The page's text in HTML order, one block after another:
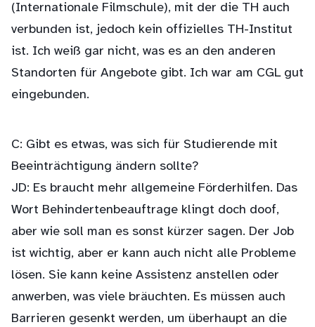
(Internationale Filmschule), mit der die TH auch
verbunden ist, jedoch kein offizielles TH-Institut
ist. Ich weiß gar nicht, was es an den anderen
Standorten für Angebote gibt. Ich war am CGL gut
eingebunden.
C: Gibt es etwas, was sich für Studierende mit
Beeinträchtigung ändern sollte?
JD: Es braucht mehr allgemeine Förderhilfen. Das
Wort Behindertenbeauftrage klingt doch doof,
aber wie soll man es sonst kürzer sagen. Der Job
ist wichtig, aber er kann auch nicht alle Probleme
lösen. Sie kann keine Assistenz anstellen oder
anwerben, was viele bräuchten. Es müssen auch
Barrieren gesenkt werden, um überhaupt an die